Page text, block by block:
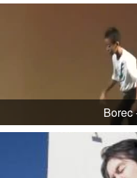
Borec